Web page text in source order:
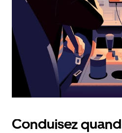
touche
pour
fermer
le
calendrier.
Conduisez